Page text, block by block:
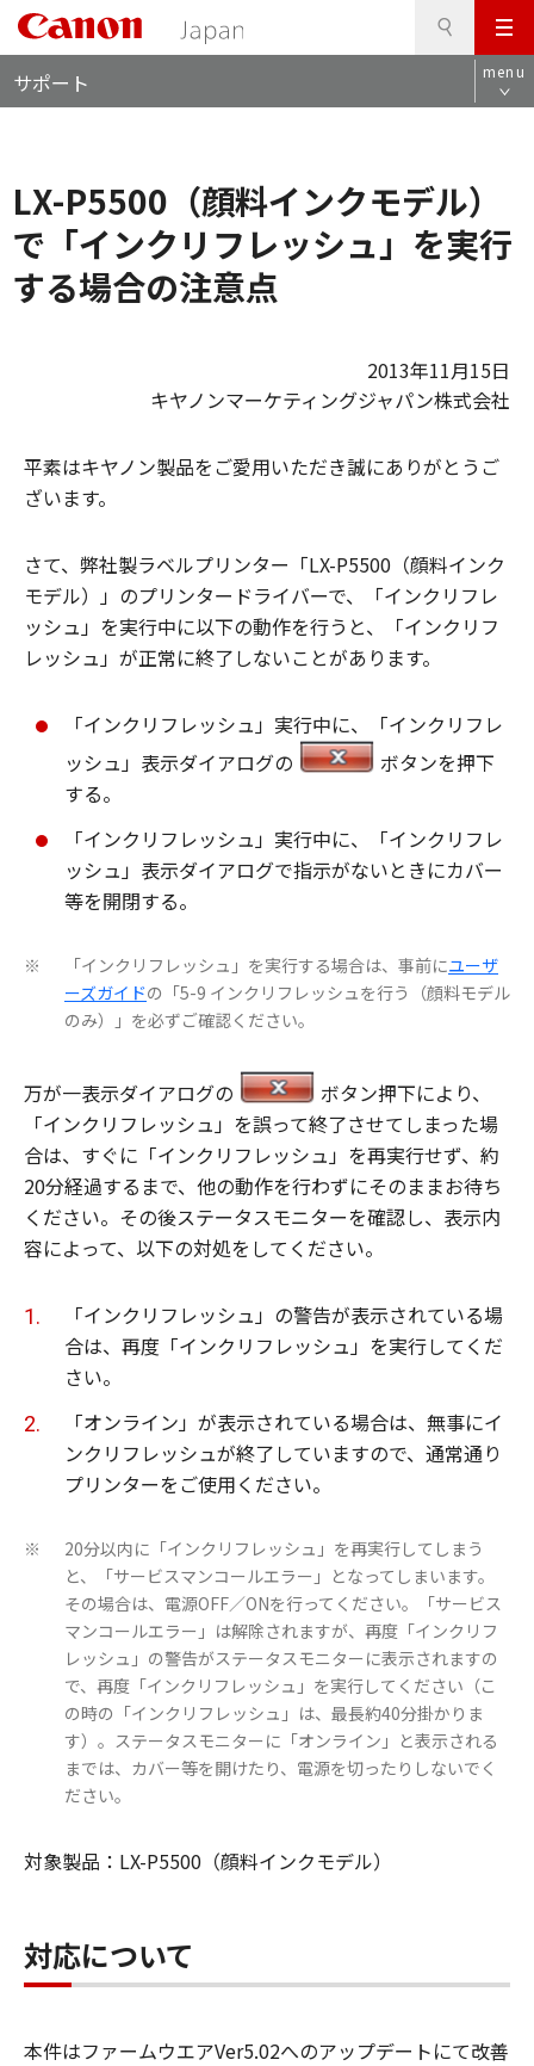
メ
ニ
ュ
ビ
サポート menu
LX-P5500（顔料インクモデル）
で「インクリフレッシュ」を実行
する場合の注意点
2013年11月15日
キヤノンマーケティングジャパン株式会社
平素はキヤノン製品をご愛用いただき誠にありがとうご
ざいます。
さて、弊社製ラベルプリンター「LX-P5500（顔料インク
モデル）」のプリンタードライバーで、「インクリフレ
ッシュ」を実行中に以下の動作を行うと、「インクリフ
レッシュ」が正常に終了しないことがあります。
「インクリフレッシュ」実行中に、「インクリフレ
ッシュ」表示ダイアログの
ボタンを押下
する。
「インクリフレッシュ」実行中に、「インクリフレ
ッシュ」表示ダイアログで指示がないときにカバー
等を開閉する。
※ 「インクリフレッシュ」を実行する場合は、事前にユーザ
ーズガイドの「5-9 インクリフレッシュを行う（顔料モデル
のみ）」を必ずご確認ください。
万が一表示ダイアログの
ボタン押下により、
「インクリフレッシュ」を誤って終了させてしまった場
合は、すぐに「インクリフレッシュ」を再実行せず、約
20分経過するまで、他の動作を行わずにそのままお待ち
ください。その後ステータスモニターを確認し、表示内
容によって、以下の対処をしてください。
「インクリフレッシュ」の警告が表示されている場
合は、再度「インクリフレッシュ」を実行してくだ
さい。
「オンライン」が表示されている場合は、無事にイ
ンクリフレッシュが終了していますので、通常通り
プリンターをご使用ください。
※
20分以内に「インクリフレッシュ」を再実行してしまう
と、「サービスマンコールエラー」となってしまいます。
その場合は、電源OFF／ONを行ってください。「サービス
マンコールエラー」は解除されますが、再度「インクリフ
レッシュ」の警告がステータスモニターに表示されますの
で、再度「インクリフレッシュ」を実行してください（こ
の時の「インクリフレッシュ」は、最長約40分掛かりま
す）。ステータスモニターに「オンライン」と表示される
までは、カバー等を開けたり、電源を切ったりしないでく
ださい。
対象製品：LX-P5500（顔料インクモデル）
対応について
本件はファームウエアVer5.02へのアップデートにて改善